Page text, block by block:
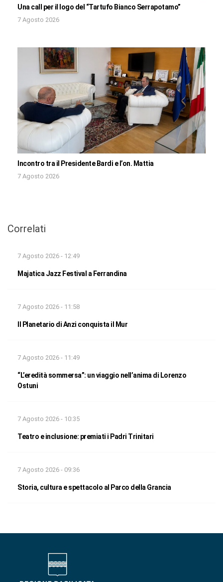
Una call per il logo del “Tartufo Bianco Serrapotamo”
7 Agosto 2026
Incontro tra il Presidente Bardi e l’on. Mattia
7 Agosto 2026
Correlati
7 Agosto 2026 - 12:49
Majatica Jazz Festival a Ferrandina
7 Agosto 2026 - 11:58
Il Planetario di Anzi conquista il Mur
7 Agosto 2026 - 11:49
“L’eredità sommersa”: un viaggio nell’anima di Lorenzo
Ostuni
7 Agosto 2026 - 10:35
Teatro e inclusione: premiati i Padri Trinitari
7 Agosto 2026 - 09:36
Storia, cultura e spettacolo al Parco della Grancia